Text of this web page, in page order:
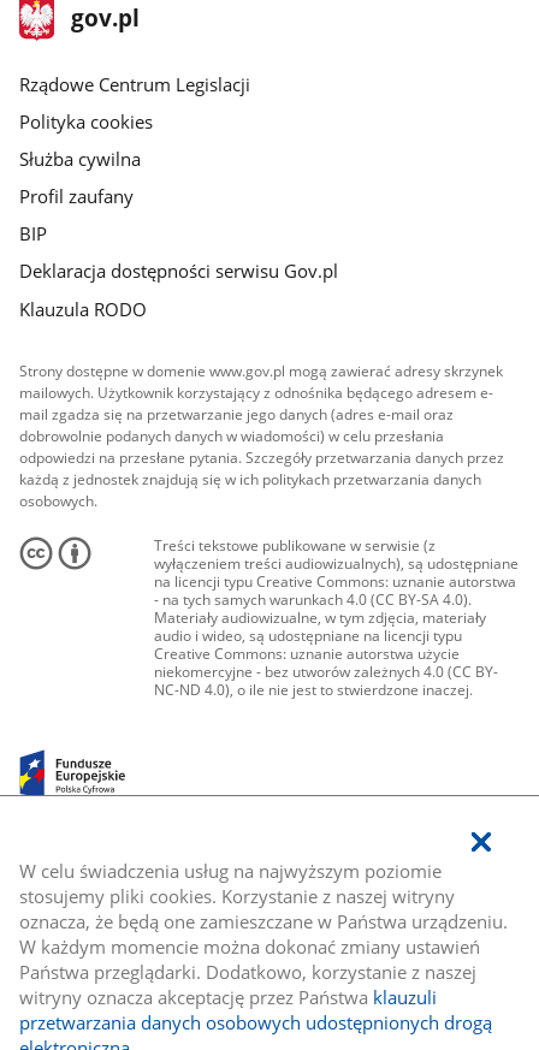
W celu świadczenia usług na najwyższym poziomie
stosujemy pliki cookies. Korzystanie z naszej witryny
oznacza, że będą one zamieszczane w Państwa urządzeniu.
W każdym momencie można dokonać zmiany ustawień
Państwa przeglądarki. Dodatkowo, korzystanie z naszej
witryny oznacza akceptację przez Państwa klauzuli
przetwarzania danych osobowych udostępnionych drogą
stopka
gov.plStrona
gov.pl
Rządowe Centrum Legislacji
Polityka cookies
Służba cywilna
Profil zaufany
BIP
Deklaracja dostępności serwisu Gov.pl
Klauzula RODO
Strony dostępne w domenie www.gov.pl mogą zawierać adresy skrzynek
mailowych. Użytkownik korzystający z odnośnika będącego adresem e-
mail zgadza się na przetwarzanie jego danych (adres e-mail oraz
dobrowolnie podanych danych w wiadomości) w celu przesłania
odpowiedzi na przesłane pytania. Szczegóły przetwarzania danych przez
każdą z jednostek znajdują się w ich politykach przetwarzania danych
osobowych.
Treści tekstowe publikowane w serwisie (z
wyłączeniem treści audiowizualnych), są udostępniane
na licencji typu Creative Commons: uznanie autorstwa
- na tych samych warunkach 4.0 (CC BY-SA 4.0).
Materiały audiowizualne, w tym zdjęcia, materiały
audio i wideo, są udostępniane na licencji typu
Creative Commons: uznanie autorstwa użycie
niekomercyjne - bez utworów zależnych 4.0 (CC BY-
NC-ND 4.0), o ile nie jest to stwierdzone inaczej.